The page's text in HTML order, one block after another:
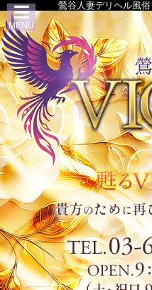
鶯谷人妻デリヘル風
MENU